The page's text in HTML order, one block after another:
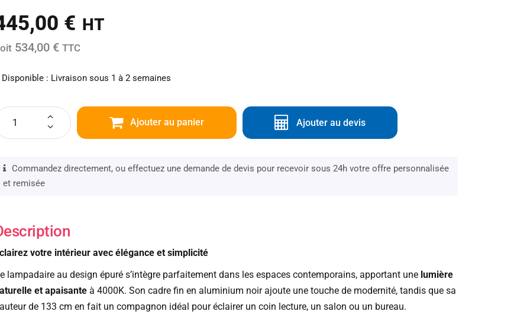
€ HT
534,00 € TTC
Disponible : Livraison sous 1 à 2 semaines
Ajouter au panier Ajouter au devis
Commandez directement, ou effectuez une demande de devis pour recevoir sous 24h votre offre personnalisée
et remisée
votre intérieur avec élégance et simplicité
lampadaire au design épuré s’intègre parfaitement dans les espaces contemporains, apportant une lumière
et apaisanteà 4000K. Son cadre fin en aluminium noir ajoute une touche de modernité, tandis que sa
de 133 cm en fait un compagnon idéal pour éclairer un coin lecture, un salon ou un bureau.